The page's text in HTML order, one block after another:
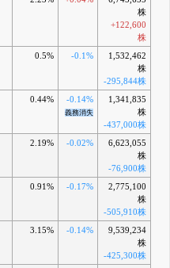
株
+122,600
株
0.5% -0.1%
1,532,462
株
-295,844株
0.44% -0.14%
義務消失
1,341,835
株
-437,000株
2.19% -0.02%
6,623,055
株
-76,900株
0.91% -0.17%
2,775,100
株
-505,910株
3.15% -0.14%
9,539,234
株
-425,300株